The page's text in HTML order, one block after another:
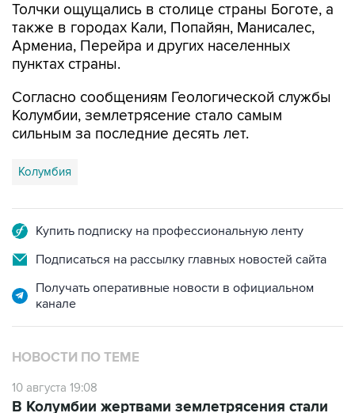
Толчки ощущались в столице страны Боготе, а
также в городах Кали, Попайян, Манисалес,
Армениа, Перейра и других населенных
пунктах страны.
Согласно сообщениям Геологической службы
Колумбии, землетрясение стало самым
сильным за последние десять лет.
Колумбия
Купить подписку на профессиональную ленту
Подписаться на рассылку главных новостей сайта
Получать оперативные новости в официальном
канале
НОВОСТИ ПО ТЕМЕ
10 августа 19:08
В Колумбии жертвами землетрясения стали